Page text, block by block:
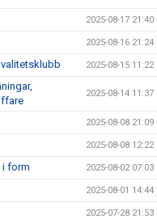
2025-08-17 21:40
2025-08-16 21:24
2025-08-15 11:22
2025-08-14 11:37
2025-08-08 21:09
2025-08-08 12:22
i form 2025-08-02 07:03
2025-08-01 14:44
2025-07-28 21:53